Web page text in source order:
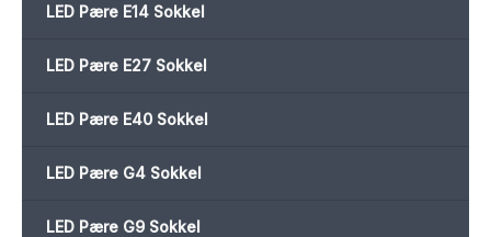
LED Pære E14 Sokkel
LED Pære E27 Sokkel
LED Pære E40 Sokkel
LED Pære G4 Sokkel
LED Pære G9 Sokkel